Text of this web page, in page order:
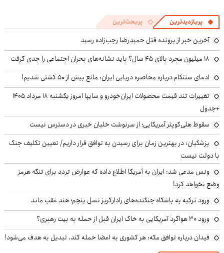
پربازدیدترین پربحث‌ترین
آخرین خبر از پرونده قتل حمیدرضا رجب‌زاده رسید
۱۸ میلیون مجرد بالای ۴۵ سال؟ باید نشانه‌های بحران اجتماعی را جدی گرفت
ادعای سنتکام درباره محاصره دریایی ایران: مانع بیش از ۵۰ کشتی شدیم!
تغییرات تند قیمت محصولات ایران‌خودرو و سایپا امروز یکشنبه ۱۸ مرداد ۱۴۰۵
+جدول
سقوط هلی‌کوپتر آمریکایی؛ از سرنوشت خلبان خبری در دسترس نیست
پزشکیان‌: در بهترین زمان برای رسیدن به توافق قرار داریم/ تعیین تکلیف جنگ
با دولت نیست
ونس مدعی شد: ایران به آمریکا اطلاع داده که عوارض تردد برای تنگه هرمز
وضع نخواهد کرد!
ورود ترکیه به باشگاه جنگنده‌های رادارگریز نسل پنجم؛ هند عقب ماند
ورود ۳۰ هواگرد آمریکایی به خاک ایران قبل از حمله به بیت رهبری؟
فیدان درباره توافق مکه: هر کشوری به اعضا حمله کند، تبدیل به هدف می‌شود!